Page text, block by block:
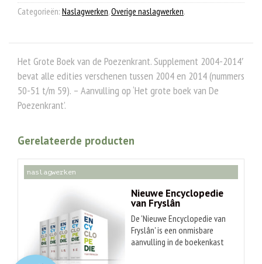
Categorieën: Naslagwerken,Overige naslagwerken.
Het Grote Boek van de Poezenkrant. Supplement 2004-2014′
bevat alle edities verschenen tussen 2004 en 2014 (nummers
50-51 t/m 59). – Aanvulling op ‘Het grote boek van De
Poezenkrant’.
Gerelateerde producten
naslagwerken
Nieuwe Encyclopedie
van Fryslân
De 'Nieuwe Encyclopedie van
Fryslân' is een onmisbare
aanvulling in de boekenkast